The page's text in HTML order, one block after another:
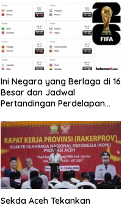
Ini Negara yang Berlaga di 16
Besar dan Jadwal
Pertandingan Perdelapan
Sekda Aceh Tekankan